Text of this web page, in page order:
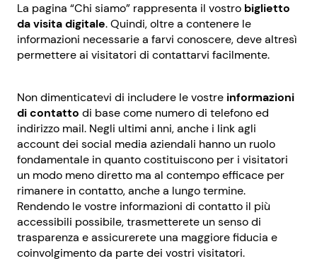
La pagina “Chi siamo” rappresenta il vostro biglietto
da visita digitale. Quindi, oltre a contenere le
informazioni necessarie a farvi conoscere, deve altresì
permettere ai visitatori di contattarvi facilmente.
Non dimenticatevi di includere le vostre informazioni
di contatto di base come numero di telefono ed
indirizzo mail. Negli ultimi anni, anche i link agli
account dei social media aziendali hanno un ruolo
fondamentale in quanto costituiscono per i visitatori
un modo meno diretto ma al contempo efficace per
rimanere in contatto, anche a lungo termine.
Rendendo le vostre informazioni di contatto il più
accessibili possibile, trasmetterete un senso di
trasparenza e assicurerete una maggiore fiducia e
coinvolgimento da parte dei vostri visitatori.